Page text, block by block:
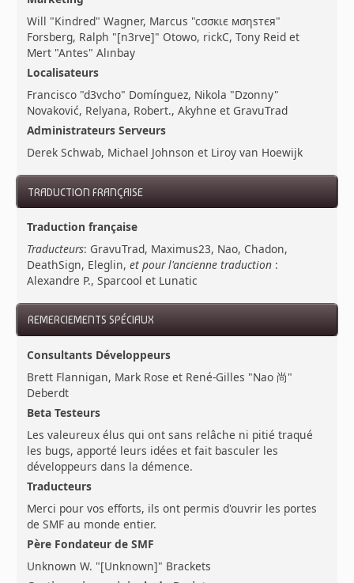
Will "Kindred" Wagner, Marcus "cσσкιє мσηѕтєя"
Forsberg, Ralph "[n3rve]" Otowo, rickC, Tony Reid et
Mert "Antes" Alınbay
Localisateurs
Francisco "d3vcho" Domínguez, Nikola "Dzonny"
Novaković, Relyana, Robert., Akyhne et GravuTrad
Administrateurs Serveurs
Derek Schwab, Michael Johnson et Liroy van Hoewijk
TRADUCTION FRANÇAISE
Traduction française
Traducteurs: GravuTrad, Maximus23, Nao, Chadon,
DeathSign, Eleglin,et pour l'ancienne traduction :
Alexandre P., Sparcool et Lunatic
REMERCIEMENTS SPÉCIAUX
Consultants Développeurs
Brett Flannigan, Mark Rose et René-Gilles "Nao 尚"
Deberdt
Beta Testeurs
Les valeureux élus qui ont sans relâche ni pitié traqué
les bugs, apporté leurs idées et fait basculer les
développeurs dans la démence.
Traducteurs
Merci pour vos efforts, ils ont permis d'ouvrir les portes
de SMF au monde entier.
Père Fondateur de SMF
Unknown W. "[Unknown]" Brackets